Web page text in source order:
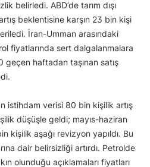
belirledi. ABD’de tarım dışı
beklentisine karşın 23 bin kişi
İran-Umman arasındaki
fiyatlarında sert dalgalanmalara
geçen haftadan taşınan satış
istihdam verisi 80 bin kişilik artış
düşüşle geldi; mayıs-haziran
kişilik aşağı revizyon yapıldı. Bu
dair belirsizliği artırdı. Petrolde
olunduğu açıklamaları fiyatları